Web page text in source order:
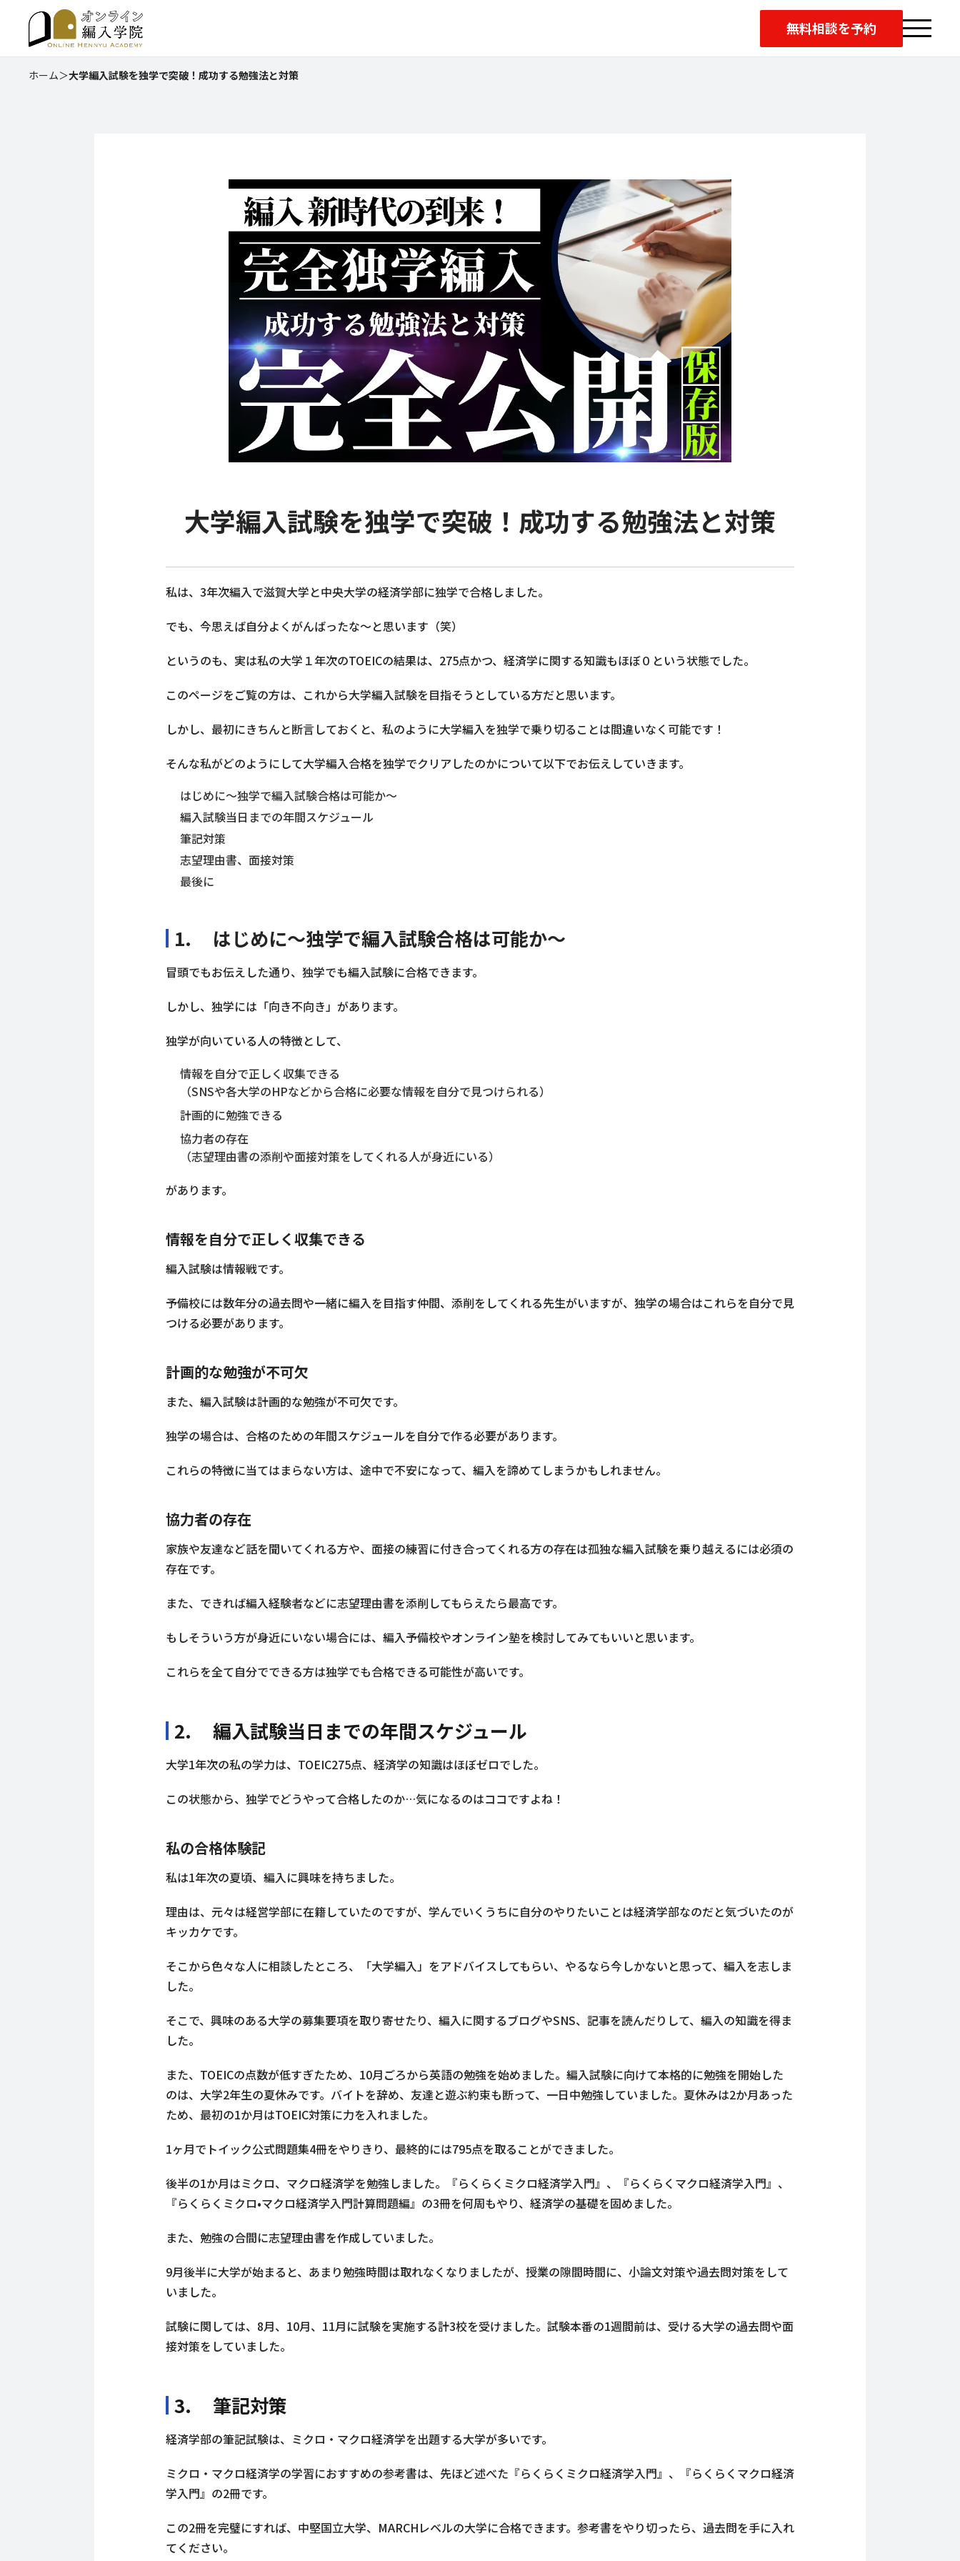
無料相談を予約
ホーム＞大学編入試験を独学で突破！成功する勉強法と対策
大学編入試験を独学で突破！成功する勉強法と対策
私は、3年次編入で滋賀大学と中央大学の経済学部に独学で合格しました。
でも、今思えば自分よくがんばったな〜と思います（笑）
というのも、実は私の大学１年次のTOEICの結果は、275点かつ、経済学に関する知識もほぼ０という状態でした。
このページをご覧の方は、これから大学編入試験を目指そうとしている方だと思います。
しかし、最初にきちんと断言しておくと、私のように大学編入を独学で乗り切ることは間違いなく可能です！
そんな私がどのようにして大学編入合格を独学でクリアしたのかについて以下でお伝えしていきます。
はじめに〜独学で編入試験合格は可能か〜
編入試験当日までの年間スケジュール
筆記対策
志望理由書、面接対策
最後に
1. はじめに〜独学で編入試験合格は可能か〜
冒頭でもお伝えした通り、独学でも編入試験に合格できます。
しかし、独学には「向き不向き」があります。
独学が向いている人の特徴として、
情報を自分で正しく収集できる
（SNSや各大学のHPなどから合格に必要な情報を自分で見つけられる）
計画的に勉強できる
協力者の存在
（志望理由書の添削や面接対策をしてくれる人が身近にいる）
があります。
情報を自分で正しく収集できる
編入試験は情報戦です。
予備校には数年分の過去問や一緒に編入を目指す仲間、添削をしてくれる先生がいますが、独学の場合はこれらを自分で見
つける必要があります。
計画的な勉強が不可欠
また、編入試験は計画的な勉強が不可欠です。
独学の場合は、合格のための年間スケジュールを自分で作る必要があります。
これらの特徴に当てはまらない方は、途中で不安になって、編入を諦めてしまうかもしれません。
協力者の存在
家族や友達など話を聞いてくれる方や、面接の練習に付き合ってくれる方の存在は孤独な編入試験を乗り越えるには必須の
存在です。
また、できれば編入経験者などに志望理由書を添削してもらえたら最高です。
もしそういう方が身近にいない場合には、編入予備校やオンライン塾を検討してみてもいいと思います。
これらを全て自分でできる方は独学でも合格できる可能性が高いです。
2. 編入試験当日までの年間スケジュール
大学1年次の私の学力は、TOEIC275点、経済学の知識はほぼゼロでした。
この状態から、独学でどうやって合格したのか…気になるのはココですよね！
私の合格体験記
私は1年次の夏頃、編入に興味を持ちました。
理由は、元々は経営学部に在籍していたのですが、学んでいくうちに自分のやりたいことは経済学部なのだと気づいたのが
キッカケです。
そこから色々な人に相談したところ、「大学編入」をアドバイスしてもらい、やるなら今しかないと思って、編入を志しま
した。
そこで、興味のある大学の募集要項を取り寄せたり、編入に関するブログやSNS、記事を読んだりして、編入の知識を得ま
した。
また、TOEICの点数が低すぎたため、10月ごろから英語の勉強を始めました。編入試験に向けて本格的に勉強を開始した
のは、大学2年生の夏休みです。バイトを辞め、友達と遊ぶ約束も断って、一日中勉強していました。夏休みは2か月あった
ため、最初の1か月はTOEIC対策に力を入れました。
1ヶ月でトイック公式問題集4冊をやりきり、最終的には795点を取ることができました。
後半の1か月はミクロ、マクロ経済学を勉強しました。『らくらくミクロ経済学入門』、『らくらくマクロ経済学入門』、
『らくらくミクロ•マクロ経済学入門計算問題編』の3冊を何周もやり、経済学の基礎を固めました。
また、勉強の合間に志望理由書を作成していました。
9月後半に大学が始まると、あまり勉強時間は取れなくなりましたが、授業の隙間時間に、小論文対策や過去問対策をして
いました。
試験に関しては、8月、10月、11月に試験を実施する計3校を受けました。試験本番の1週間前は、受ける大学の過去問や面
接対策をしていました。
3. 筆記対策
経済学部の筆記試験は、ミクロ・マクロ経済学を出題する大学が多いです。
ミクロ・マクロ経済学の学習におすすめの参考書は、先ほど述べた『らくらくミクロ経済学入門』、『らくらくマクロ経済
学入門』の2冊です。
この2冊を完璧にすれば、中堅国立大学、MARCHレベルの大学に合格できます。参考書をやり切ったら、過去問を手に入れ
てください。